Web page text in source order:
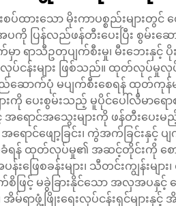
ထားသော မိုးကာပစ္စည်းများတွ
ြန်လည်ဖန်တီးပေးပြီး စွမ်းဆေ
ာသီဥတုပျက်စီးမှု၊ မီးဘေးနှင့် ပို
န်းများ ဖြစ်သည်။ ထုတ်လုပ်မှုလုပ်င
ည်ဆောက်ပုံ မပျက်စီးစေရန် ထုတ်ကု
းကို ပေးစွမ်းသည့် မူပိုင်ပေါ်လီမာရ
အရောင်အသွေးများကို ဖန်တီးပေ
ောင်ဖျော့ခြင်း၊ ကွဲအက်ခြင်းနှင့်
ခံရန် ထုတ်လုပ်မှု၏ အဆင့်တိုင်းကို စေ
ေစခန်းများ၊ သီတင်းကျွန်းများ၊
ြင့် မခွဲခြားနိုင်သော အလှအပနှင့်
အိမ်ရာဖွံ့ဖြိုးရေးလုပ်ငန်းရှင်များနှ